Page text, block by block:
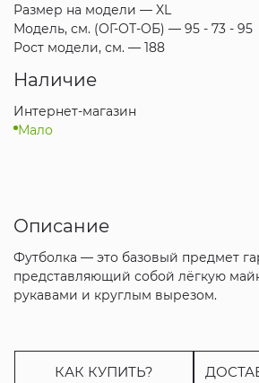
Размер на модели — XL
Модель, см. (ОГ-ОТ-ОБ) — 95 - 73 - 95
Рост модели, см. — 188
Наличие
Интернет-магазин
Мало
Описание
Футболка — это базовый предмет
представляющий собой лёгкую
рукавами и круглым вырезом.
КАК КУПИТЬ?